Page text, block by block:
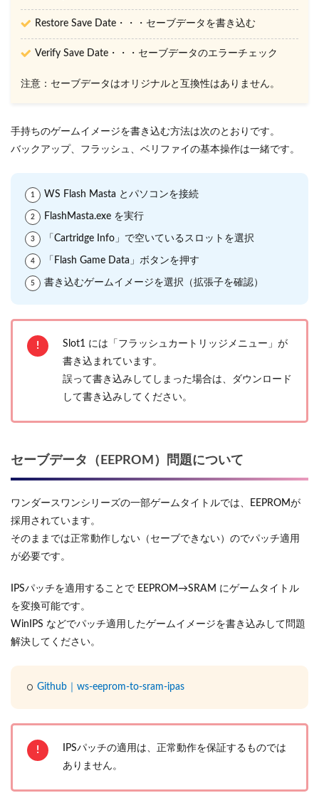
Restore Save Date・・・セーブデータを書き込む
Verify Save Date・・・セーブデータのエラーチェック
注意：セーブデータはオリジナルと互換性はありません。
手持ちのゲームイメージを書き込む方法は次のとおりです。
バックアップ、フラッシュ、ベリファイの基本操作は一緒です。
WS Flash Masta とパソコンを接続
FlashMasta.exe を実行
「Cartridge Info」で空いているスロットを選択
「Flash Game Data」ボタンを押す
書き込むゲームイメージを選択（拡張子を確認）
Slot1 には「フラッシュカートリッジメニュー」が
書き込まれています。
誤って書き込みしてしまった場合は、ダウンロード
して書き込みしてください。
セーブデータ（EEPROM）問題について
ワンダースワンシリーズの一部ゲームタイトルでは、EEPROMが
採用されています。
そのままでは正常動作しない（セーブできない）のでパッチ適用
が必要です。
IPSパッチを適用することで EEPROM→SRAM にゲームタイトル
を変換可能です。
WinIPS などでパッチ適用したゲームイメージを書き込みして問題
解決してください。
Github｜ws-eeprom-to-sram-ipas
IPSパッチの適用は、正常動作を保証するものでは
ありません。